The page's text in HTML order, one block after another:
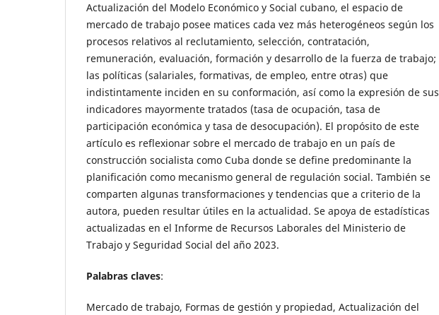
Actualización del Modelo Económico y Social cubano, el espacio de
mercado de trabajo posee matices cada vez más heterogéneos según los
procesos relativos al reclutamiento, selección, contratación,
remuneración, evaluación, formación y desarrollo de la fuerza de trabajo;
las políticas (salariales, formativas, de empleo, entre otras) que
indistintamente inciden en su conformación, así como la expresión de sus
indicadores mayormente tratados (tasa de ocupación, tasa de
participación económica y tasa de desocupación). El propósito de este
artículo es reflexionar sobre el mercado de trabajo en un país de
construcción socialista como Cuba donde se define predominante la
planificación como mecanismo general de regulación social. También se
comparten algunas transformaciones y tendencias que a criterio de la
autora, pueden resultar útiles en la actualidad. Se apoya de estadísticas
actualizadas en el Informe de Recursos Laborales del Ministerio de
Trabajo y Seguridad Social del año 2023.
Palabras claves:
Mercado de trabajo, Formas de gestión y propiedad, Actualización del